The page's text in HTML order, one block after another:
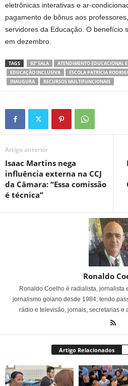
eletrônicas interativas e ar-
pagamento de bônus aos
servidores da Educação. O benefício
em dezembro.
TAGS 92ª SALA ATENDIMENTO EDUCACIONAL
EDUCAÇÃO INCLUSIVA
ESCOLA PATRÍCIA
INAUGURA
RECURSOS MULTIFUNCIONAIS
Artigo anterior
Isaac Martins nega
influência externa na CCJ
da Câmara: “Essa comissão
é técnica”
Ronaldo
Ronaldo Coelho é radialista, jornalista
jornalismo goiano desde 1984, tendo
rádio e televisão, jornais, secretarias e
Artigo Relacionados